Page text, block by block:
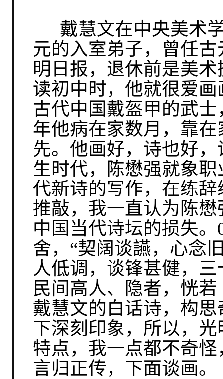
戴慧文在中央美术
元的入室弟子，曾任
明日报，退休前是美
读初中时，他就很爱
古代中国戴盔甲的武
年他病在家数月，靠
先。他画好，诗也好
生时代，陈懋强就象
代新诗的写作，在练
推敲，我一直认为陈
中国当代诗坛的损失。
舍，“契阔谈讌，心念
人低调，谈锋甚健，
民间高人、隐者，恍
戴慧文的白话诗，构
下深刻印象，所以，
特点，我一点都不奇
言归正传，下面谈画。